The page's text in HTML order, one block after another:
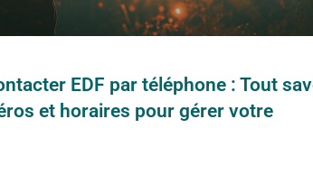
EDF par téléphone : Tout
et horaires pour gérer votre